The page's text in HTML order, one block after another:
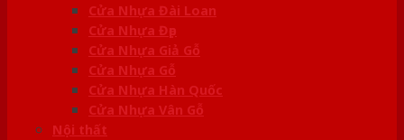
Cửa Nhựa Đài Loan
Cửa Nhựa Đẹp
Cửa Nhựa Giả Gỗ
Cửa Nhựa Gỗ
Cửa Nhựa Hàn Quốc
Cửa Nhựa Vân Gỗ
Nội thất